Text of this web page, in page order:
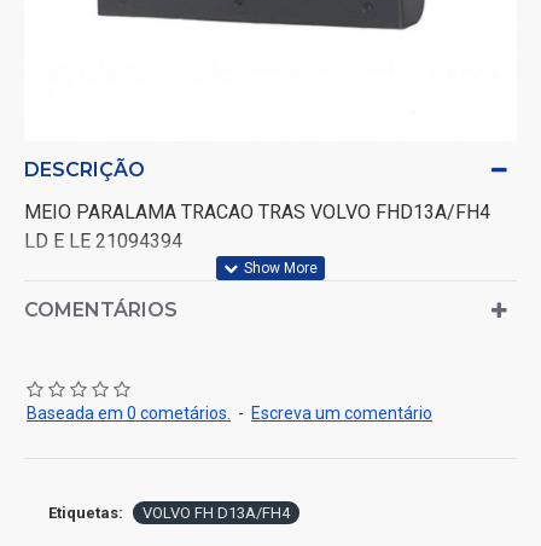
DESCRIÇÃO
MEIO PARALAMA TRACAO TRAS VOLVO FHD13A/FH4
LD E LE 21094394
COMENTÁRIOS
Baseada em 0 cometários. - Escreva um comentário
Etiquetas: VOLVO FH D13A/FH4